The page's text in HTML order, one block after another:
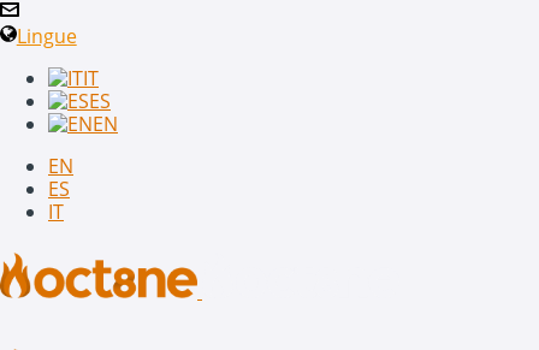
Lingue
IT
ES
EN
EN
ES
IT